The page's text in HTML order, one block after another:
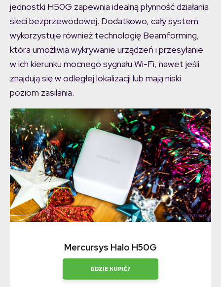
jednostki H50G zapewnia idealną płynność działania
sieci bezprzewodowej. Dodatkowo, cały system
wykorzystuje również technologię Beamforming,
która umożliwia wykrywanie urządzeń i przesyłanie
w ich kierunku mocnego sygnału Wi-Fi, nawet jeśli
znajdują się w odległej lokalizacji lub mają niski
poziom zasilania.
Mercursys Halo H50G
GDZIE KUPIĆ?